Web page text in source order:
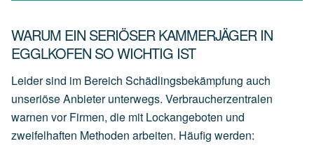
WARUM EIN SERIÖSER KAMMERJÄGER IN
EGGLKOFEN SO WICHTIG IST
Leider sind im Bereich Schädlingsbekämpfung auch
unseriöse Anbieter unterwegs. Verbraucherzentralen
warnen vor Firmen, die mit Lockangeboten und
zweifelhaften Methoden arbeiten. Häufig werden: